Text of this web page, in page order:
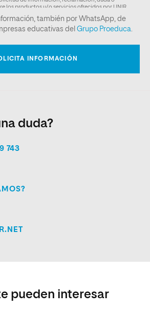
duda?
743
pueden interesar